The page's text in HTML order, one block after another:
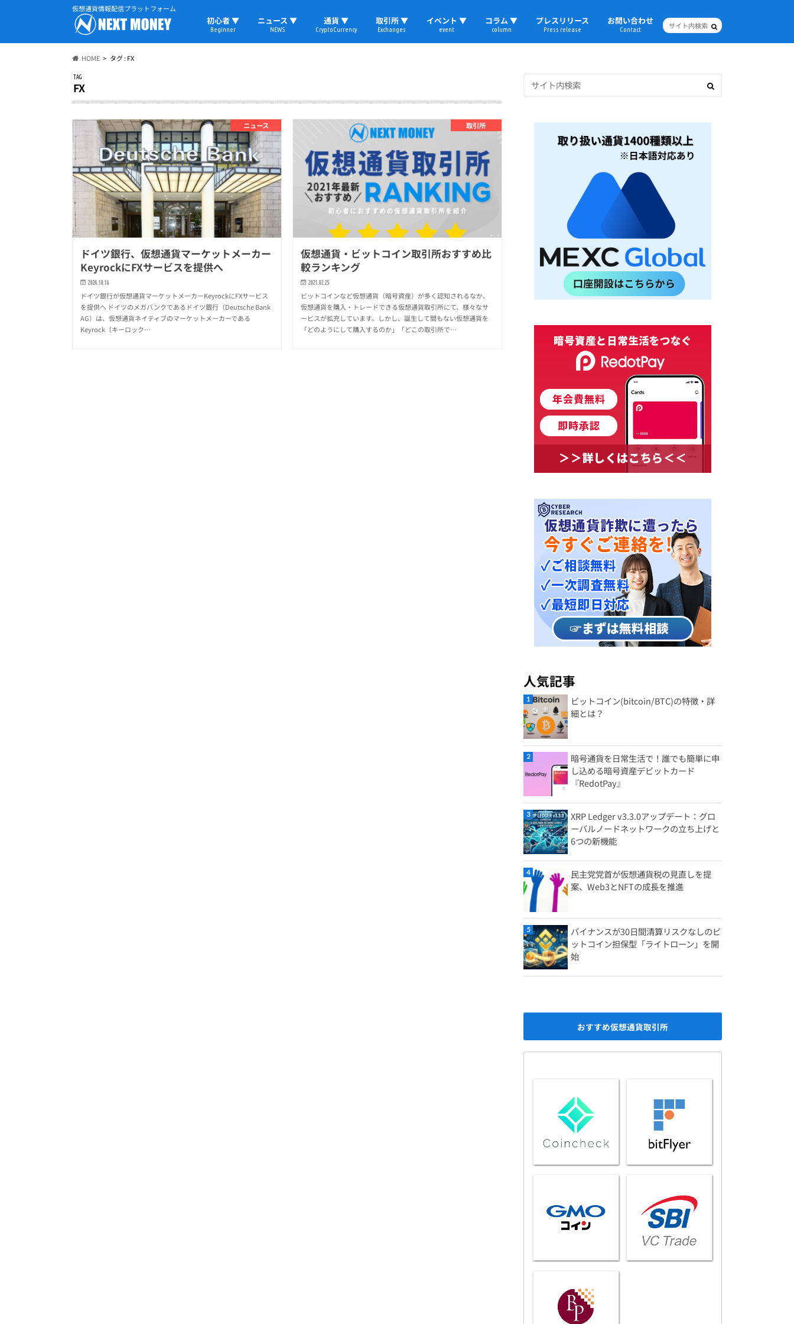
仮想通貨情報配信プラットフォーム
初心者 ▼
Beginner
ニュース ▼
NEWS
通貨 ▼
CryptoCurrency
取引所 ▼
Exchanges
イベント ▼
event
コラム ▼
column
プレスリリース
Press release
お問い合わせ
Contact
HOME タグ : FX
TAG
FX
ニュース
ドイツ銀行、仮想通貨マーケットメーカー
KeyrockにFXサービスを提供へ
2024.10.16
ドイツ銀行が仮想通貨マーケットメーカーKeyrockにFXサービス
を提供へ ドイツのメガバンクであるドイツ銀行（Deutsche Bank
AG）は、仮想通貨ネイティブのマーケットメーカーである
Keyrock（キーロック…
取引所
仮想通貨・ビットコイン取引所おすすめ比
較ランキング
2021.02.25
ビットコインなど仮想通貨（暗号資産）が多く認知されるなか、
仮想通貨を購入・トレードできる仮想通貨取引所にて、様々なサ
ービスが拡充しています。しかし、誕生して間もない仮想通貨を
「どのようにして購入するのか」「どこの取引所で…
人気記事
ビットコイン(bitcoin/BTC)の特徴・詳
細とは？
暗号通貨を日常生活で！誰でも簡単に申
し込める暗号資産デビットカード
『RedotPay』
XRP Ledger v3.3.0アップデート：グロ
ーバルノードネットワークの立ち上げと
6つの新機能
民主党党首が仮想通貨税の見直しを提
案、Web3とNFTの成長を推進
バイナンスが30日間清算リスクなしのビ
ットコイン担保型「ライトローン」を開
始
おすすめ仮想通貨取引所